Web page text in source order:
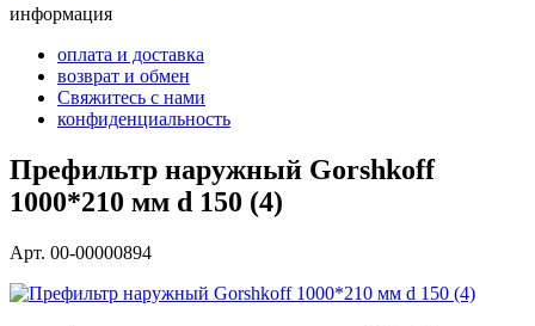
информация
оплата и доставка
возврат и обмен
Свяжитесь с нами
конфиденциальность
Префильтр наружный Gorshkoff
1000*210 мм d 150 (4)
Арт. 00-00000894